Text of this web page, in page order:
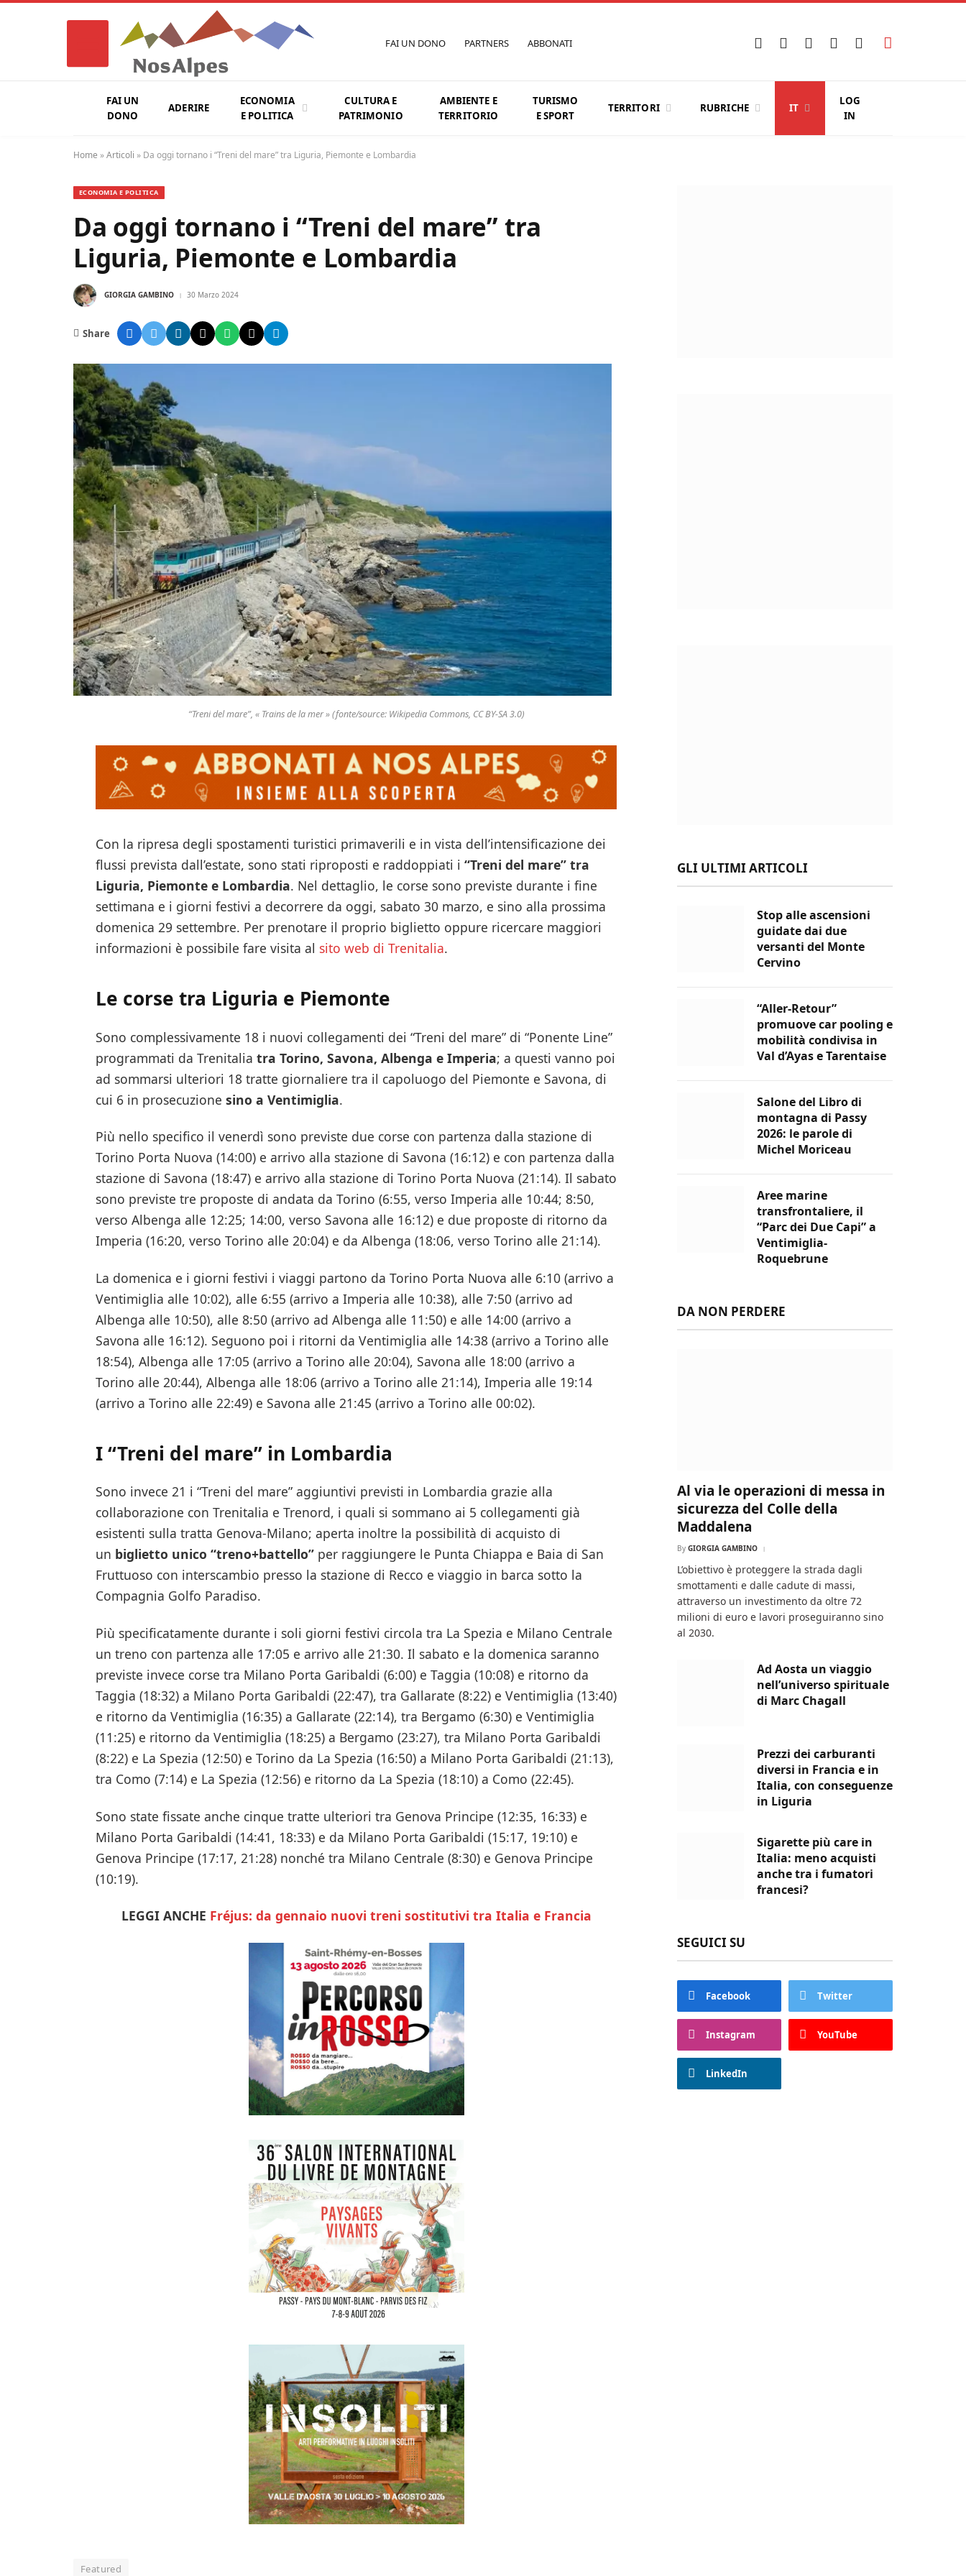
FAI UN DONO PARTNERS ABBONATI Facebook
X
Instagram
YouTubeLinkedIn
FAI UN
DONO
ADERIRE
ECONOMIA
E POLITICA
CULTURA E
PATRIMONIO
AMBIENTE E
TERRITORIO
TURISMO
E SPORT
TERRITORI RUBRICHE IT
LOG
IN
Home »Articoli » Da oggi tornano i “Treni del mare” tra Liguria, Piemonte e Lombardia
ECONOMIA E POLITICA
Da oggi tornano i “Treni del mare” tra
Liguria, Piemonte e Lombardia
GIORGIA GAMBINO 30 Marzo 2024
Share
“Treni del mare”, « Trains de la mer » (fonte/source: Wikipedia Commons, CC BY-SA 3.0)
Con la ripresa degli spostamenti turistici primaverili e in vista dell’intensificazione dei
flussi prevista dall’estate, sono stati riproposti e raddoppiati i “Treni del mare” tra
Liguria, Piemonte e Lombardia. Nel dettaglio, le corse sono previste durante i fine
settimana e i giorni festivi a decorrere da oggi, sabato 30 marzo, e sino alla prossima
domenica 29 settembre. Per prenotare il proprio biglietto oppure ricercare maggiori
informazioni è possibile fare visita al sito web di Trenitalia.
Le corse tra Liguria e Piemonte
Sono complessivamente 18 i nuovi collegamenti dei “Treni del mare” di “Ponente Line”
programmati da Trenitalia tra Torino, Savona, Albenga e Imperia; a questi vanno poi
ad sommarsi ulteriori 18 tratte giornaliere tra il capoluogo del Piemonte e Savona, di
cui 6 in prosecuzione sino a Ventimiglia.
Più nello specifico il venerdì sono previste due corse con partenza dalla stazione di
Torino Porta Nuova (14:00) e arrivo alla stazione di Savona (16:12) e con partenza dalla
stazione di Savona (18:47) e arrivo alla stazione di Torino Porta Nuova (21:14). Il sabato
sono previste tre proposte di andata da Torino (6:55, verso Imperia alle 10:44; 8:50,
verso Albenga alle 12:25; 14:00, verso Savona alle 16:12) e due proposte di ritorno da
Imperia (16:20, verso Torino alle 20:04) e da Albenga (18:06, verso Torino alle 21:14).
La domenica e i giorni festivi i viaggi partono da Torino Porta Nuova alle 6:10 (arrivo a
Ventimiglia alle 10:02), alle 6:55 (arrivo a Imperia alle 10:38), alle 7:50 (arrivo ad
Albenga alle 10:50), alle 8:50 (arrivo ad Albenga alle 11:50) e alle 14:00 (arrivo a
Savona alle 16:12). Seguono poi i ritorni da Ventimiglia alle 14:38 (arrivo a Torino alle
18:54), Albenga alle 17:05 (arrivo a Torino alle 20:04), Savona alle 18:00 (arrivo a
Torino alle 20:44), Albenga alle 18:06 (arrivo a Torino alle 21:14), Imperia alle 19:14
(arrivo a Torino alle 22:49) e Savona alle 21:45 (arrivo a Torino alle 00:02).
I “Treni del mare” in Lombardia
Sono invece 21 i “Treni del mare” aggiuntivi previsti in Lombardia grazie alla
collaborazione con Trenitalia e Trenord, i quali si sommano ai 5 collegamenti già
esistenti sulla tratta Genova-Milano; aperta inoltre la possibilità di acquisto di
un biglietto unico “treno+battello”per raggiungere le Punta Chiappa e Baia di San
Fruttuoso con interscambio presso la stazione di Recco e viaggio in barca sotto la
Compagnia Golfo Paradiso.
Più specificatamente durante i soli giorni festivi circola tra La Spezia e Milano Centrale
un treno con partenza alle 17:05 e arrivo alle 21:30. Il sabato e la domenica saranno
previste invece corse tra Milano Porta Garibaldi (6:00) e Taggia (10:08) e ritorno da
Taggia (18:32) a Milano Porta Garibaldi (22:47), tra Gallarate (8:22) e Ventimiglia (13:40)
e ritorno da Ventimiglia (16:35) a Gallarate (22:14), tra Bergamo (6:30) e Ventimiglia
(11:25) e ritorno da Ventimiglia (18:25) a Bergamo (23:27), tra Milano Porta Garibaldi
(8:22) e La Spezia (12:50) e Torino da La Spezia (16:50) a Milano Porta Garibaldi (21:13),
tra Como (7:14) e La Spezia (12:56) e ritorno da La Spezia (18:10) a Como (22:45).
Sono state fissate anche cinque tratte ulteriori tra Genova Principe (12:35, 16:33) e
Milano Porta Garibaldi (14:41, 18:33) e da Milano Porta Garibaldi (15:17, 19:10) e
Genova Principe (17:17, 21:28) nonché tra Milano Centrale (8:30) e Genova Principe
(10:19).
LEGGI ANCHE Fréjus: da gennaio nuovi treni sostitutivi tra Italia e Francia
Featured
GLI ULTIMI ARTICOLI
Stop alle ascensioni
guidate dai due
versanti del Monte
Cervino
“Aller-Retour”
promuove car pooling e
mobilità condivisa in
Val d’Ayas e Tarentaise
Salone del Libro di
montagna di Passy
2026: le parole di
Michel Moriceau
Aree marine
transfrontaliere, il
“Parc dei Due Capi” a
Ventimiglia-
Roquebrune
DA NON PERDERE
Al via le operazioni di messa in
sicurezza del Colle della
Maddalena
By GIORGIA GAMBINO
L’obiettivo è proteggere la strada dagli
smottamenti e dalle cadute di massi,
attraverso un investimento da oltre 72
milioni di euro e lavori proseguiranno sino
al 2030.
Ad Aosta un viaggio
nell’universo spirituale
di Marc Chagall
Prezzi dei carburanti
diversi in Francia e in
Italia, con conseguenze
in Liguria
Sigarette più care in
Italia: meno acquisti
anche tra i fumatori
francesi?
SEGUICI SU
Facebook Twitter
Instagram YouTube
LinkedIn